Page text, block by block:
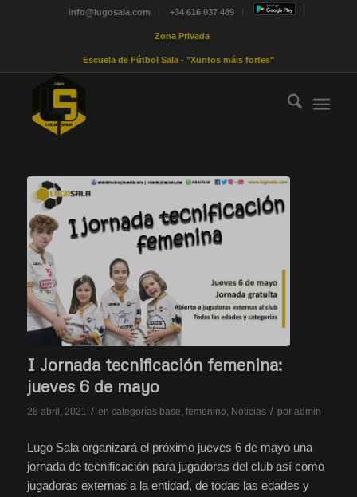
info@lugosala.com +34 616 037 489
Zona Privada
Escuela de Fútbol Sala - "Xuntos máis fortes"
I Jornada tecnificación femenina:
jueves 6 de mayo
28 abril, 2021 / en categorías base, femenino, Noticias / por admin
Lugo Sala organizará el próximo jueves 6 de mayo una
jornada de tecnificación para jugadoras del club así como
jugadoras externas a la entidad, de todas las edades y